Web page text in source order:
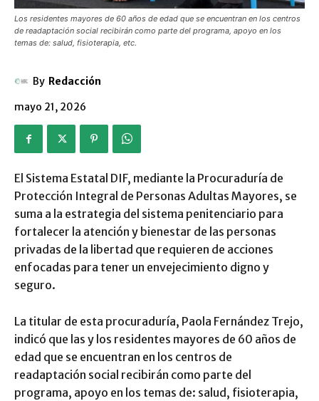
Los residentes mayores de 60 años de edad que se encuentran en los centros
de readaptación social recibirán como parte del programa, apoyo en los
temas de: salud, fisioterapia, etc.
By Redacción
mayo 21, 2026
El Sistema Estatal DIF, mediante la Procuraduría de
Protección Integral de Personas Adultas Mayores, se
suma a la estrategia del sistema penitenciario para
fortalecer la atención y bienestar de las personas
privadas de la libertad que requieren de acciones
enfocadas para tener un envejecimiento digno y
seguro.
La titular de esta procuraduría, Paola Fernández Trejo,
indicó que las y los residentes mayores de 60 años de
edad que se encuentran en los centros de
readaptación social recibirán como parte del
programa, apoyo en los temas de: salud, fisioterapia,